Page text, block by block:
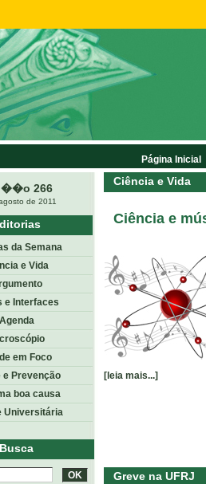
266
de 2011
Ciência e Vida
Ciência e
[leia mais...]
Greve na UFRJ
da Semana
e Vida
e Interfaces
Agenda
em Foco
e Prevenção
boa causa
Universitária
Busca
Página Inicial